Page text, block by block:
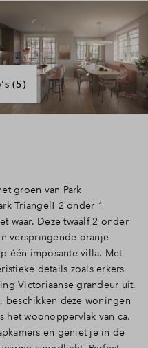
Inloggen
(5)
groen van Park
Triangel! 2 onder 1
waar. Deze twaalf 2 onder
verspringende oranje
één imposante villa. Met
details zoals erkers
Victoriaanse grandeur uit.
beschikken deze woningen
het woonoppervlak van ca.
en geniet je in de